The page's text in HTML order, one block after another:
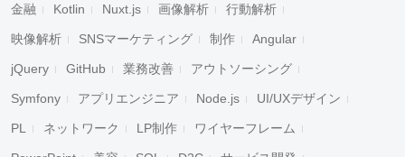
金融 Kotlin Nuxt.js 画像解析 行動解析
映像解析 SNSマーケティング 制作 Angular
jQuery GitHub 業務改善 アウトソーシング
Symfony アプリエンジニア Node.js UI/UXデザイン
PL ネットワーク LP制作 ワイヤーフレーム